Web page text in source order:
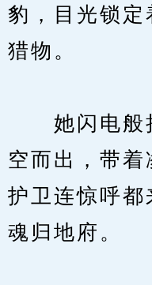
豹，目光锁定
猎物。
她闪电般
空而出，带
护卫连惊呼都
魂归地府。